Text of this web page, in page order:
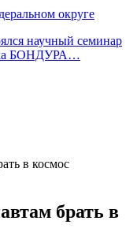
округе
научный семинар
БОНДУРА…
в космос
брать в